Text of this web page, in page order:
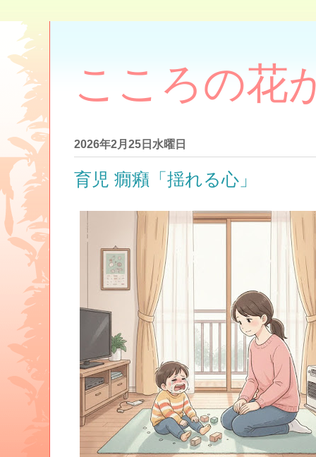
こころの花
2026年2月25日水曜日
育児 癇癪「揺れる心」